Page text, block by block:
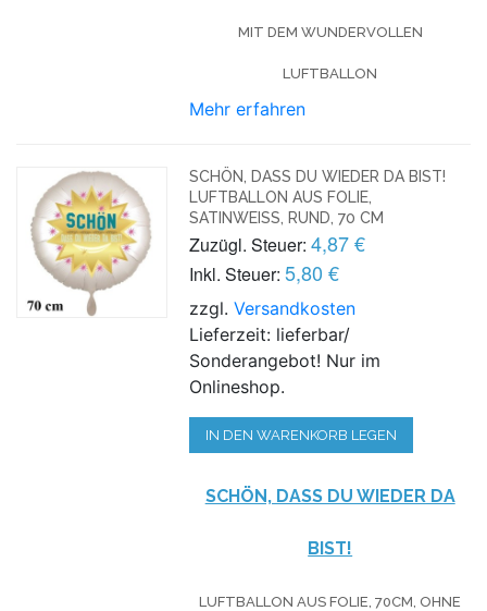
MIT DEM WUNDERVOLLEN
LUFTBALLON
Mehr erfahren
SCHÖN, DASS DU WIEDER DA BIST!
LUFTBALLON AUS FOLIE,
SATINWEISS, RUND, 70 CM
Zuzügl. Steuer: 4,87 €
Inkl. Steuer: 5,80 €
zzgl.Versandkosten
Lieferzeit: lieferbar/
Sonderangebot! Nur im
Onlineshop.
IN DEN WARENKORB LEGEN
SCHÖN, DASS DU WIEDER DA
BIST!
LUFTBALLON AUS FOLIE, 70CM, OHNE